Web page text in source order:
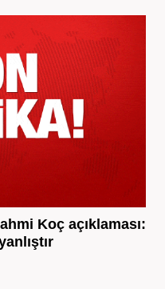
Koç açıklaması: